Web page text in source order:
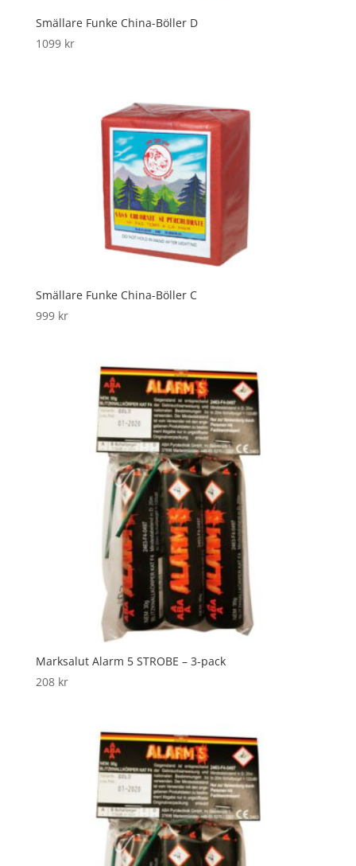
Smällare Funke China-Böller D
1099 kr
Smällare Funke China-Böller C
999 kr
Marksalut Alarm 5 STROBE – 3-pack
208 kr